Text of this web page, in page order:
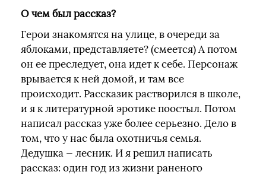
О чем был рассказ?
Герои знакомятся на улице, в очереди за
яблоками, представляете? (смеется) А потом
он ее преследует, она идет к себе. Персонаж
врывается к ней домой, и там все
происходит. Рассказик растворился в школе,
и я к литературной эротике поостыл. Потом
написал рассказ уже более серьезно. Дело в
том, что у нас была охотничья семья.
Дедушка — лесник. И я решил написать
рассказ: один год из жизни раненого